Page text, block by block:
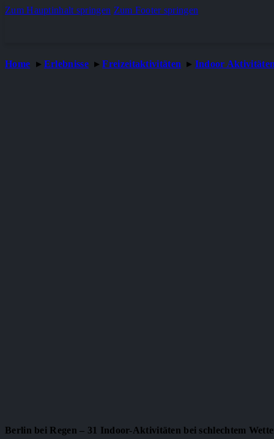
Zum Hauptinhalt springen Zum Footer springen
Home Erlebnisse Freizeitaktivitäten Indoor
Berlin bei Regen – 31 Indoor-Aktivitäten bei schlechtem